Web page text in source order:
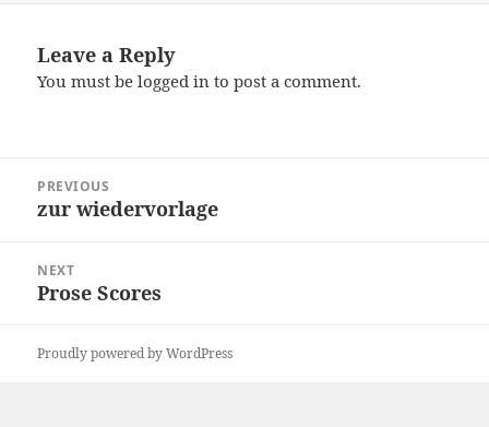
Leave a Reply
You must belogged in to post a comment.
navigation
PREVIOUS
Previous
zur wiedervorlage
NEXT
Next
Prose Scores
Proudly powered by WordPress